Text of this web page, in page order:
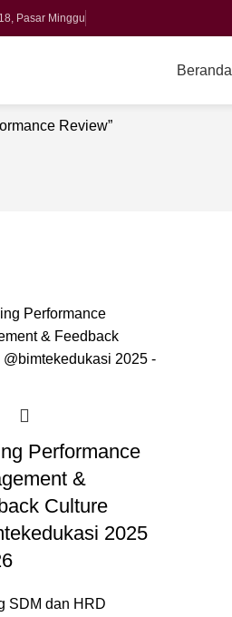
Pasar Minggu
Beranda
Review”
Performance
&
Culture
2025
SDM dan HRD